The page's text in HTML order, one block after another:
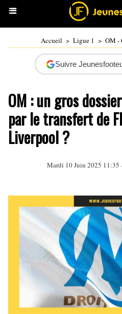
Accueil > Ligue 1 > OM -
Suivre
OM : un gros
par le transfert de
Liverpool ?
Mardi 10 Juin 2025 11:35